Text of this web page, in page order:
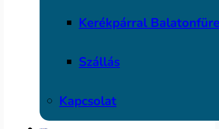
Kerékpárral
Szállás
Kapcsolat